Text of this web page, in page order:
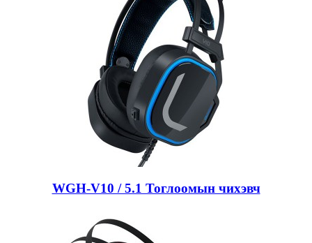
WGH-V10 / 5.1 Тоглоомын чихэвч